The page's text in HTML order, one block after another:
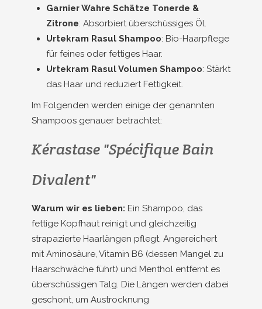
Garnier Wahre Schätze Tonerde &
Zitrone: Absorbiert überschüssiges Öl.
Urtekram Rasul Shampoo: Bio-Haarpflege
für feines oder fettiges Haar.
Urtekram Rasul Volumen Shampoo: Stärkt
das Haar und reduziert Fettigkeit.
Im Folgenden werden einige der genannten
Shampoos genauer betrachtet:
Kérastase "Spécifique Bain
Divalent"
Warum wir es lieben: Ein Shampoo, das
fettige Kopfhaut reinigt und gleichzeitig
strapazierte Haarlängen pflegt. Angereichert
mit Aminosäure, Vitamin B6 (dessen Mangel zu
Haarschwäche führt) und Menthol entfernt es
überschüssigen Talg. Die Längen werden dabei
geschont, um Austrocknung